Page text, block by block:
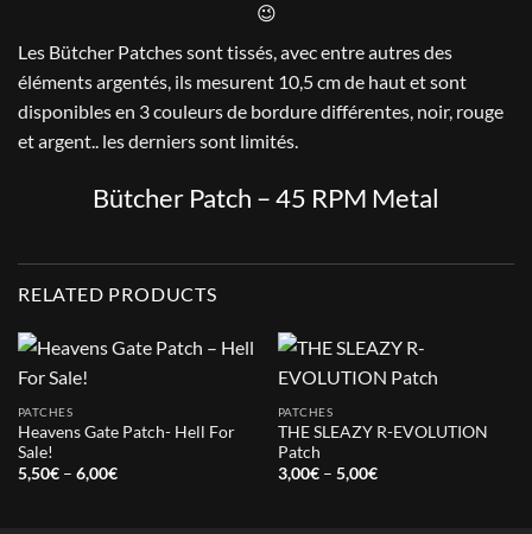
😉
Les Bütcher Patches sont tissés, avec entre autres des
éléments argentés, ils mesurent 10,5 cm de haut et sont
disponibles en 3 couleurs de bordure différentes, noir, rouge
et argent.. les derniers sont limités.
Bütcher Patch – 45 RPM Metal
RELATED PRODUCTS
PATCHES
Heavens Gate Patch- Hell For
Sale!
5,50€ – 6,00€Price
PATCHES
THE SLEAZY R-EVOLUTION
Patch
3,00€ – 5,00€Price